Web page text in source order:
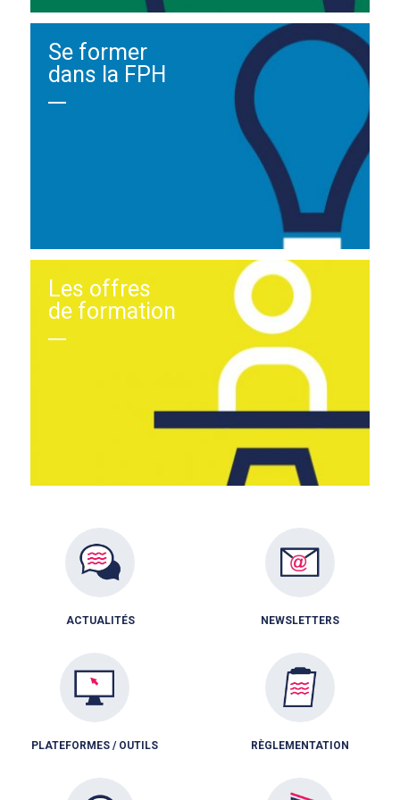
Se former
dans la FPH
Les offres
de formation
ACTUALITÉS NEWSLETTERS
PLATEFORMES / OUTILS RÈGLEMENTATION